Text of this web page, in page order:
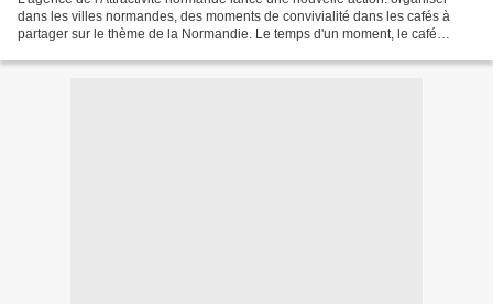
dans les villes normandes, des moments de convivialité dans les cafés à
partager sur le thème de la Normandie. Le temps d'un moment, le café